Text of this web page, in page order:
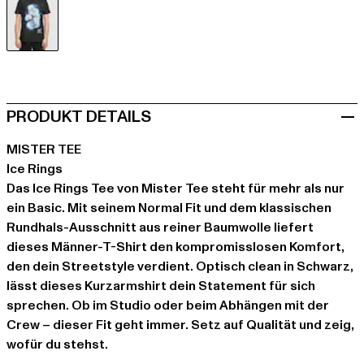
PRODUKT DETAILS
MISTER TEE
Ice Rings
Das Ice Rings Tee von Mister Tee steht für mehr als nur
ein Basic. Mit seinem Normal Fit und dem klassischen
Rundhals-Ausschnitt aus reiner Baumwolle liefert
dieses Männer-T-Shirt den kompromisslosen Komfort,
den dein Streetstyle verdient. Optisch clean in Schwarz,
lässt dieses Kurzarmshirt dein Statement für sich
sprechen. Ob im Studio oder beim Abhängen mit der
Crew – dieser Fit geht immer. Setz auf Qualität und zeig,
wofür du stehst.